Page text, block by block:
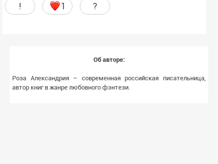
! 1 ?
Об авторе:
Роза Александрия – современная российская писательница,
автор книг в жанре любовного фэнтези.